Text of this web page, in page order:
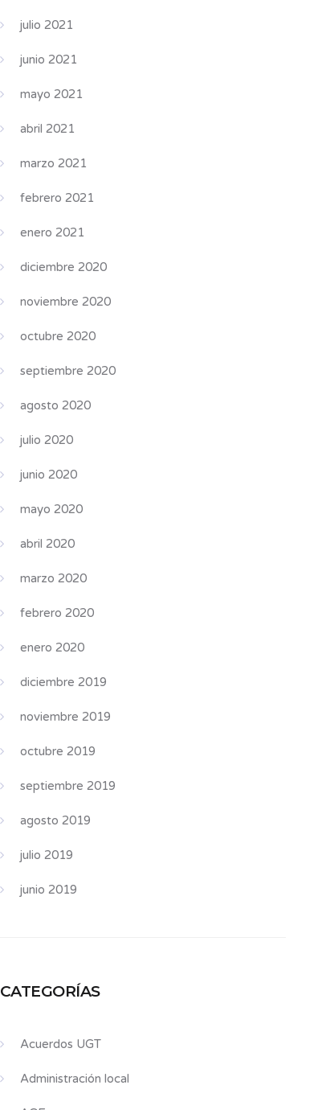
julio 2021
junio 2021
mayo 2021
abril 2021
marzo 2021
febrero 2021
enero 2021
diciembre 2020
noviembre 2020
octubre 2020
septiembre 2020
agosto 2020
julio 2020
junio 2020
mayo 2020
abril 2020
marzo 2020
febrero 2020
enero 2020
diciembre 2019
noviembre 2019
octubre 2019
septiembre 2019
agosto 2019
julio 2019
junio 2019
CATEGORÍAS
Acuerdos UGT
Administración local